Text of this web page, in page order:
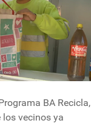
BA Recicla,
los vecinos ya